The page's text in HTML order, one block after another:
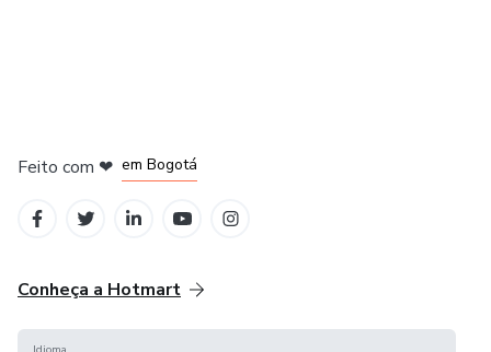
Aquí estaré subiendo evidencia de eventos paranormales
en forma de relatos y al llegar al vol. 100 daré a conocer
permitido.
Feito com ❤ em Bogotá
Conheça a Hotmart